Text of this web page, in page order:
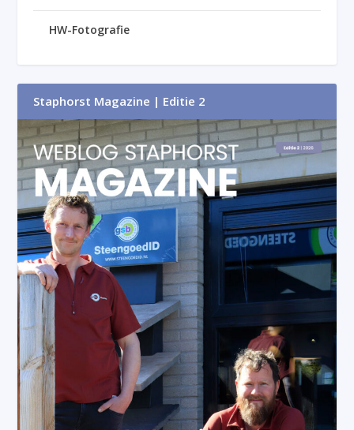
HW-Fotografie
Staphorst Magazine | Editie 2